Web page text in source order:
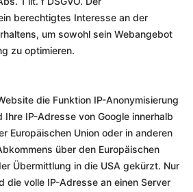
berechtigtes Interesse an der
um sowohl sein Webangebot
zu optimieren.
die Funktion IP-Anonymisierung
IP-Adresse von Google innerhalb
Europäischen Union oder in anderen
über den Europäischen
Übermittlung in die USA gekürzt. Nur
die volle IP-Adresse an einen Server